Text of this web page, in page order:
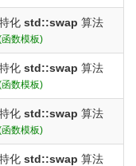
化 std::swap 算法
函数模板)
化 std::swap 算法
函数模板)
化 std::swap 算法
函数模板)
化 std::swap 算法